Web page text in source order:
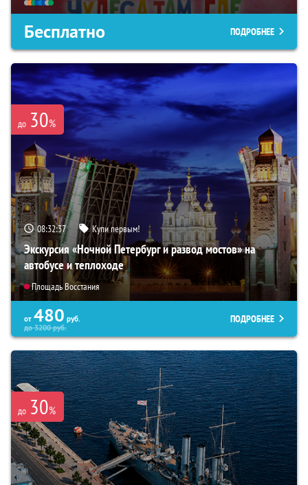
Бесплатно ПОДРОБНЕЕ
до 30%
08:32:36 Купи первым!
Экскурсия «Ночной Петербург и развод мостов» на
автобусе и теплоходе
Площадь Восстания
от 480 руб.
до3200руб.
ПОДРОБНЕЕ
до 30%